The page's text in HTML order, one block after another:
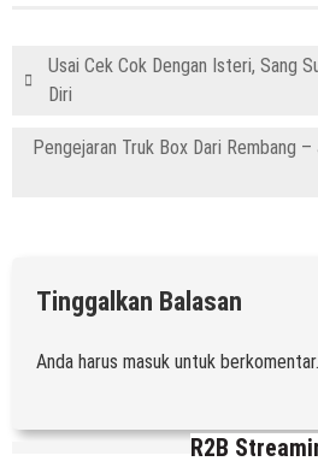
Usai Cek Cok Dengan Isteri, Sang
Diri
Pengejaran Truk Box Dari Rembang
Tinggalkan Balasan
Anda harus masuk untuk berkomentar.
R2B